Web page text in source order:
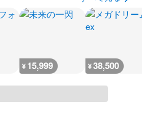
¥15,999 ¥38,500